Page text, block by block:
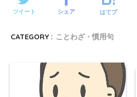
ツイート シェア はてブ
CATEGORY : ことわざ・慣用句